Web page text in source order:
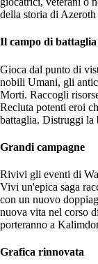
della storia di
Il campo di
Gioca dal punto di
nobili Umani, gli
Morti. Raccogli
Recluta potenti eroi
battaglia. Distruggi la
Grandi campagne
Rivivi gli eventi di
Vivi un'epica saga
con un nuovo
nuova vita nel corso
porteranno a
Grafica rinnovata